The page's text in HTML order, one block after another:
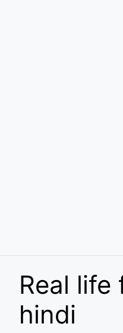
Real life
hindi